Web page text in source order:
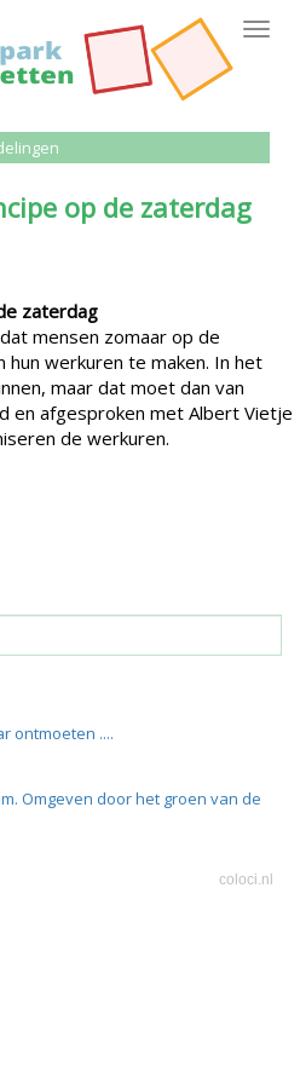
op de zaterdag
zaterdag
mensen zomaar op de
hun werkuren te maken. In het
maar dat moet dan van
en afgesproken met Albert Vietje
de werkuren.
ontmoeten ....
Omgeven door het groen van de
coloci.nl